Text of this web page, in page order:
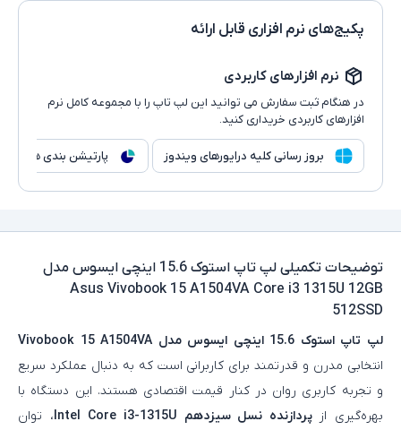
پکیج‌های نرم افزاری قابل ارائه
نرم افزارهای کاربردی
در هنگام ثبت سفارش می توانید این لپ تاپ را با مجموعه کامل نرم
افزارهای کاربردی خریداری کنید.
بروز رسانی کلیه درایورهای ویندوز پارتیشن بندی هارد
توضیحات تکمیلی
لپ تاپ استوک 15.6 اینچی ایسوس مدل
Asus Vivobook 15 A1504VA Core i3 1315U 12GB
512SSD
لپ‌ تاپ استوک 15.6 اینچی ایسوس مدل Vivobook 15 A1504VA
انتخابی مدرن و قدرتمند برای کاربرانی است که به دنبال عملکرد سریع
و تجربه کاربری روان در کنار قیمت اقتصادی هستند. این دستگاه با
بهره‌گیری از پردازنده نسل سیزدهم Intel Core i3-1315U
، توان